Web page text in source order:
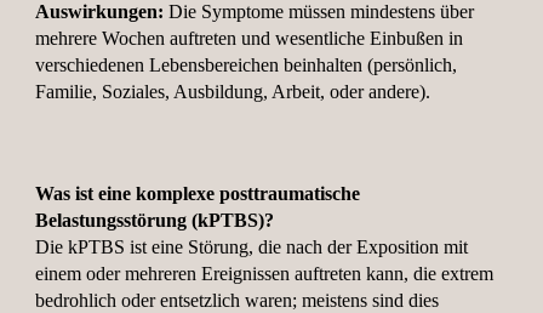
Auswirkungen: Die Symptome müssen mindestens über
mehrere Wochen auftreten und wesentliche Einbußen in
verschiedenen Lebensbereichen beinhalten (persönlich,
Familie, Soziales, Ausbildung, Arbeit, oder andere).
Was ist eine komplexe posttraumatische
Belastungsstörung (kPTBS)?
Die kPTBS ist eine Störung, die nach der Exposition mit
einem oder mehreren Ereignissen auftreten kann, die extrem
bedrohlich oder entsetzlich waren; meistens sind dies